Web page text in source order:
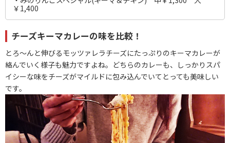
￥1,400
チーズキーマカレーの味を比較！
とろ～んと伸びるモッツァレラチーズにたっぷりのキーマカレーが
絡んでいく様子も魅力ですよね。どちらのカレーも、しっかりスパ
イシーな味をチーズがマイルドに包み込んでいてとっても美味しい
です。